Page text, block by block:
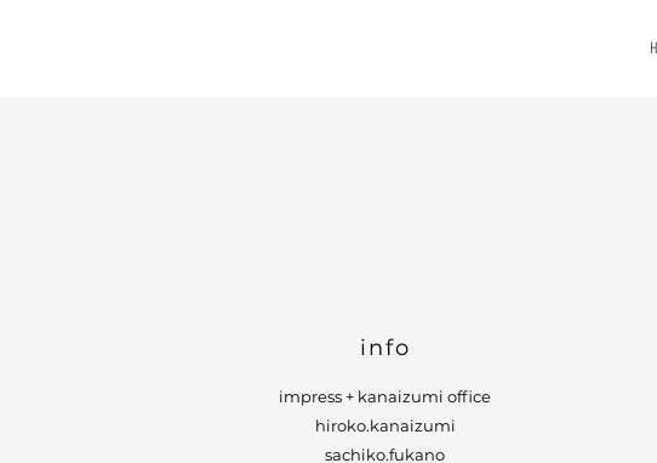
info
impress + kanaizumi office
hiroko.kanaizumi
​sachiko.fukano